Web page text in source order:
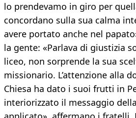
lo prendevamo in giro per
concordano sulla sua calma
avere portato anche nel
la gente: «Parlava di giustizia
liceo, non sorprende la sua
missionario. L’attenzione alla
Chiesa ha dato i suoi frutti in
interiorizzato il messaggio